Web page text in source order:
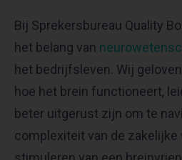
Bij Sprekersbureau Quality
het belang van
het bedrijfsleven. Wij
hoe het brein functioneert,
beter uitgerust zijn om te
complexiteit van de zakelijke